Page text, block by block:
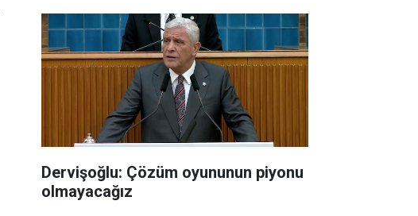
Dervişoğlu: Çözüm oyununun piyonu
olmayacağız